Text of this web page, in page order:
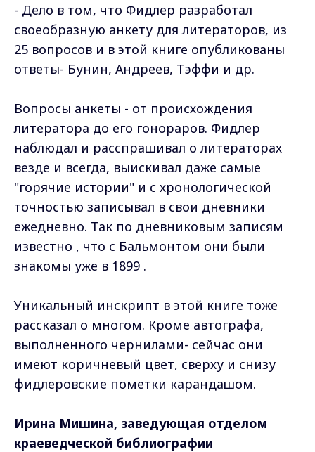
- Дело в том, что Фидлер разработал
своеобразную анкету для литераторов, из
25 вопросов и в этой книге опубликованы
ответы- Бунин, Андреев, Тэффи и др.
Вопросы анкеты - от происхождения
литератора до его гонораров. Фидлер
наблюдал и расспрашивал о литераторах
везде и всегда, выискивал даже самые
"горячие истории" и с хронологической
точностью записывал в свои дневники
ежедневно. Так по дневниковым записям
известно , что с Бальмонтом они были
знакомы уже в 1899 .
Уникальный инскрипт в этой книге тоже
рассказал о многом. Кроме автографа,
выполненного чернилами- сейчас они
имеют коричневый цвет, сверху и снизу
фидлеровские пометки карандашом.
Ирина Мишина, заведующая отделом
краеведческой библиографии